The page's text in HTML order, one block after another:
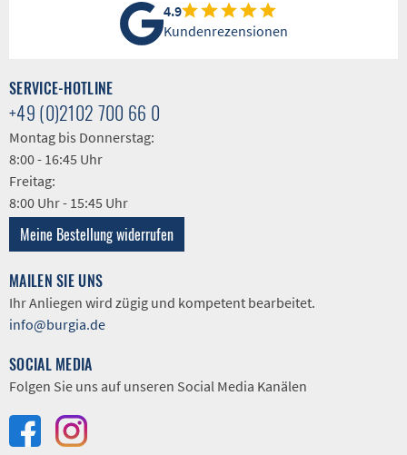
4.9
Kundenrezensionen
SERVICE-HOTLINE
+49 (0)2102 700 66 0
Montag bis Donnerstag:
8:00 - 16:45 Uhr
Freitag:
8:00 Uhr - 15:45 Uhr
Meine Bestellung widerrufen
MAILEN SIE UNS
Ihr Anliegen wird zügig und kompetent bearbeitet.
info@burgia.de
SOCIAL MEDIA
Folgen Sie uns auf unseren Social Media Kanälen